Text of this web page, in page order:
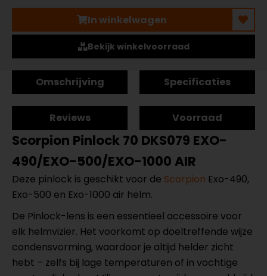
In winkelwagen
Bekijk winkelvoorraad
Omschrijving Specificaties
Reviews Voorraad
Scorpion Pinlock 70 DKS079 EXO-
490/EXO-500/EXO-1000 AIR
Deze pinlock is geschikt voor de Scorpion Exo-490,
Exo-500 en Exo-1000 air helm.
De Pinlock-lens is een essentieel accessoire voor
elk helmvizier. Het voorkomt op doeltreffende wijze
condensvorming, waardoor je altijd helder zicht
hebt – zelfs bij lage temperaturen of in vochtige